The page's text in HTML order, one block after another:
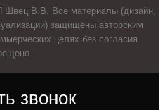
Швец В.В. Все материалы (дизайн,
защищены авторским
целях без согласия
звонок